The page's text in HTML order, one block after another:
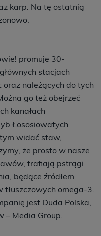
karp. Na tę ostatnią
promuje 30-
stacjach
oraz należących do tych
go też obejrzeć
kanałach
Łososiowatych
widać staw,
że prosto w nasze
trafiają pstrągi
będące źródłem
tłuszczowych omega-3.
jest Duda Polska,
– Media Group.